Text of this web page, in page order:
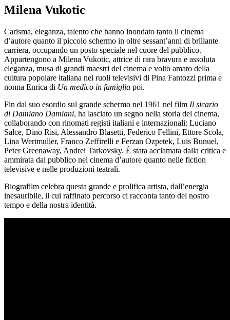
Milena Vukotic
Carisma, eleganza, talento che hanno inondato tanto il cinema
d’autore quanto il piccolo schermo in oltre sessant’anni di brillante
carriera, occupando un posto speciale nel cuore del pubblico.
Appartengono a Milena Vukotic, attrice di rara bravura e assoluta
eleganza, musa di grandi maestri del cinema e volto amato della
cultura popolare italiana nei ruoli televisivi di Pina Fantozzi prima e
nonna Enrica di Un medico in famiglia poi.
Fin dal suo esordio sul grande schermo nel 1961 nel film Il sicario
di Damiano Damiani, ha lasciato un segno nella storia del cinema,
collaborando con rinomati registi italiani e internazionali: Luciano
Salce, Dino Risi, Alessandro Blasetti, Federico Fellini, Ettore Scola,
Lina Wertmuller, Franco Zeffirelli e Ferzan Ozpetek, Luis Bunuel,
Peter Greenaway, Andrei Tarkovsky. È stata acclamata dalla critica e
ammirata dal pubblico nel cinema d’autore quanto nelle fiction
televisive e nelle produzioni teatrali.
Biografilm celebra questa grande e prolifica artista, dall’energia
inesauribile, il cui raffinato percorso ci racconta tanto del nostro
tempo e della nostra identità.